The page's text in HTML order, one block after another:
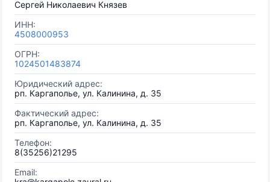
Сергей Николаевич Князев
ИНН:
4508000953
ОГРН:
1024501483874
Юридический адрес:
рп. Каргаполье, ул. Калинина, д. 35
Фактический адрес:
рп. Каргаполье, ул. Калинина, д. 35
Телефон:
8(35256)21295
Email: